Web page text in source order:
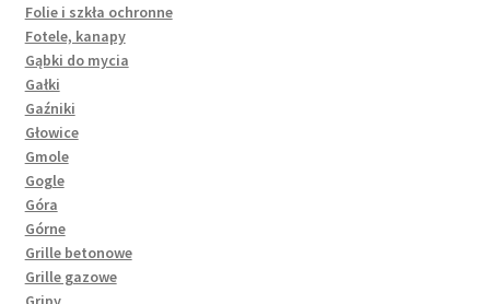
Folie i szkła ochronne
Fotele, kanapy
Gąbki do mycia
Gałki
Gaźniki
Głowice
Gmole
Gogle
Góra
Górne
Grille betonowe
Grille gazowe